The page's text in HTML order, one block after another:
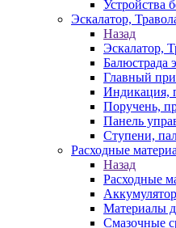
Устройства
Эскалатор,
Назад
Эскалатор,
Балюстрада
Главный
Индикация,
Поручень,
Панель
Ступени,
Расходные
Назад
Расходные
Материалы
Смазочные